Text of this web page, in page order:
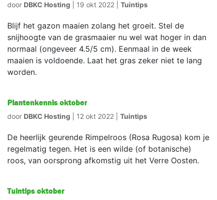
door DBKC Hosting 19 okt 2022 Tuintips
Blijf het gazon maaien zolang het groeit. Stel de
snijhoogte van de grasmaaier nu wel wat hoger in dan
normaal (ongeveer 4.5/5 cm). Eenmaal in de week
maaien is voldoende. Laat het gras zeker niet te lang
worden.
Plantenkennis oktober
door DBKC Hosting 12 okt 2022 Tuintips
De heerlijk geurende Rimpelroos (Rosa Rugosa) kom je
regelmatig tegen. Het is een wilde (of botanische)
roos, van oorsprong afkomstig uit het Verre Oosten.
Tuintips oktober